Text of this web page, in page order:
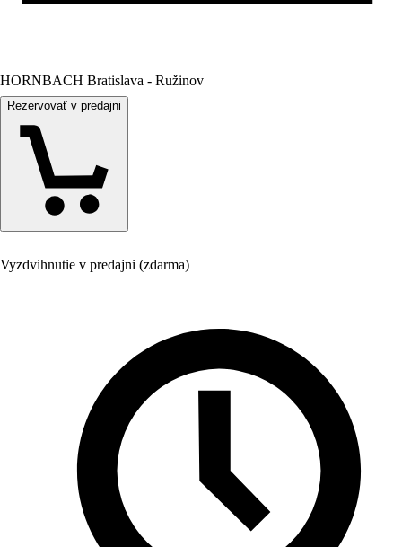
HORNBACH Bratislava - Ružinov
Rezervovať v predajni
Vyzdvihnutie v predajni (zdarma)